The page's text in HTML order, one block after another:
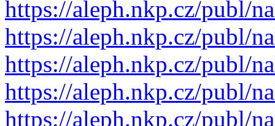
https://aleph.nkp.cz/publ/
https://aleph.nkp.cz/publ/
https://aleph.nkp.cz/publ/
https://aleph.nkp.cz/publ/
https://aleph.nkp.cz/publ/